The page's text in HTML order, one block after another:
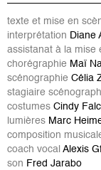
texte et mise en
interprétation Diane
assistanat à la mise
chorégraphie Maï
scénographie Célia
stagiaire
costumes Cindy
lumières Marc
composition
coach vocal Alexis
son Fred Jarabo